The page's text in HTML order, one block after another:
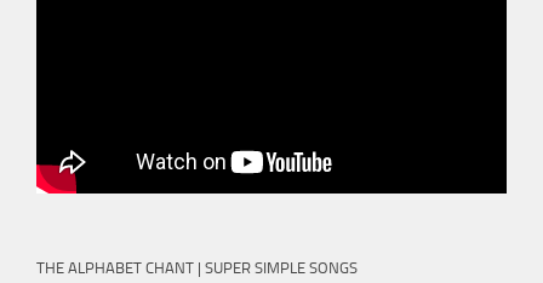
THE ALPHABET CHANT | SUPER SIMPLE SONGS